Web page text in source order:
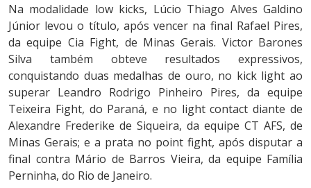
Na modalidade low kicks, Lúcio Thiago Alves Galdino
Júnior levou o título, após vencer na final Rafael Pires,
da equipe Cia Fight, de Minas Gerais. Victor Barones
Silva também obteve resultados expressivos,
conquistando duas medalhas de ouro, no kick light ao
superar Leandro Rodrigo Pinheiro Pires, da equipe
Teixeira Fight, do Paraná, e no light contact diante de
Alexandre Frederike de Siqueira, da equipe CT AFS, de
Minas Gerais; e a prata no point fight, após disputar a
final contra Mário de Barros Vieira, da equipe Família
Perninha, do Rio de Janeiro.